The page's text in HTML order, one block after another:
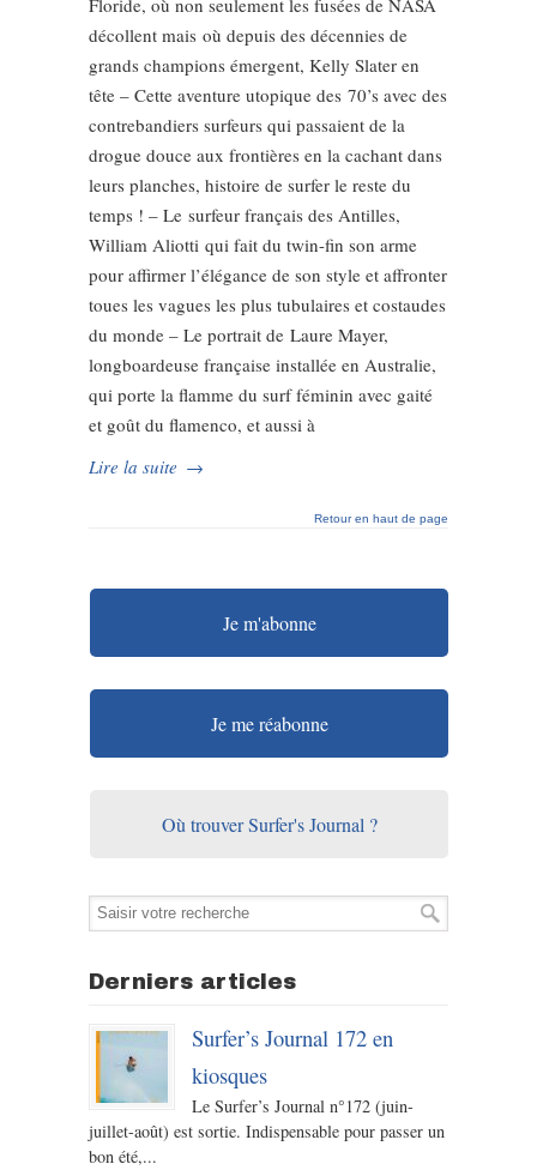
Floride, où non seulement les fusées de NASA
décollent mais où depuis des décennies de
grands champions émergent, Kelly Slater en
tête – Cette aventure utopique des 70’s avec des
contrebandiers surfeurs qui passaient de la
drogue douce aux frontières en la cachant dans
leurs planches, histoire de surfer le reste du
temps ! – Le surfeur français des Antilles,
William Aliotti qui fait du twin-fin son arme
pour affirmer l’élégance de son style et affronter
toues les vagues les plus tubulaires et costaudes
du monde – Le portrait de Laure Mayer,
longboardeuse française installée en Australie,
qui porte la flamme du surf féminin avec gaité
et goût du flamenco, et aussi à
Lire la suite →
Retour en haut de page
Je m'abonne
Je me réabonne
Où trouver Surfer's Journal ?
Derniers articles
Surfer’s Journal 172 en
kiosques
Le Surfer’s Journal n°172 (juin-
juillet-août) est sortie. Indispensable pour passer un
bon été,...